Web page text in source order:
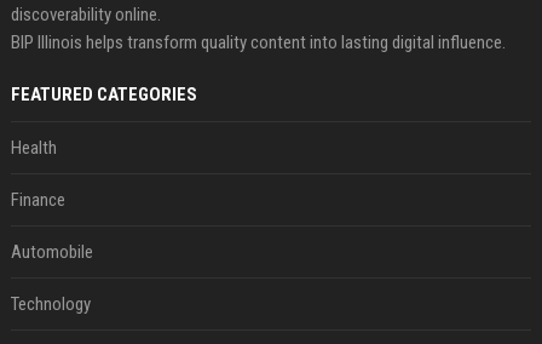
discoverability online.
BIP Illinois helps transform quality content into lasting digital influence.
FEATURED CATEGORIES
Health
Finance
Automobile
Technology